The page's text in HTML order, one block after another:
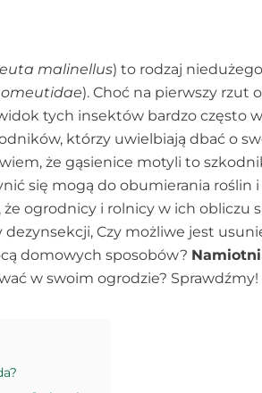
malinellus) to rodzaj
). Choć na pierwszy rzut
tych insektów bardzo często
którzy uwielbiają dbać o
że gąsienice motyli to
się mogą do obumierania roślin i
ogrodnicy i rolnicy w ich obliczu
Czy możliwe jest
domowych sposobów?
w swoim ogrodzie? Sprawdźmy!